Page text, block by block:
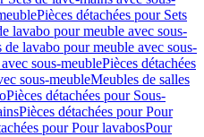
Pièces détachées pour Sets
lavabo pour meuble avec sous-
de lavabo pour meuble avec sous-
sous-meublePièces détachées
sous-meubleMeubles de salles
Pièces détachées pour Sous-
Pièces détachées pour Pour
pour Pour lavabosPour